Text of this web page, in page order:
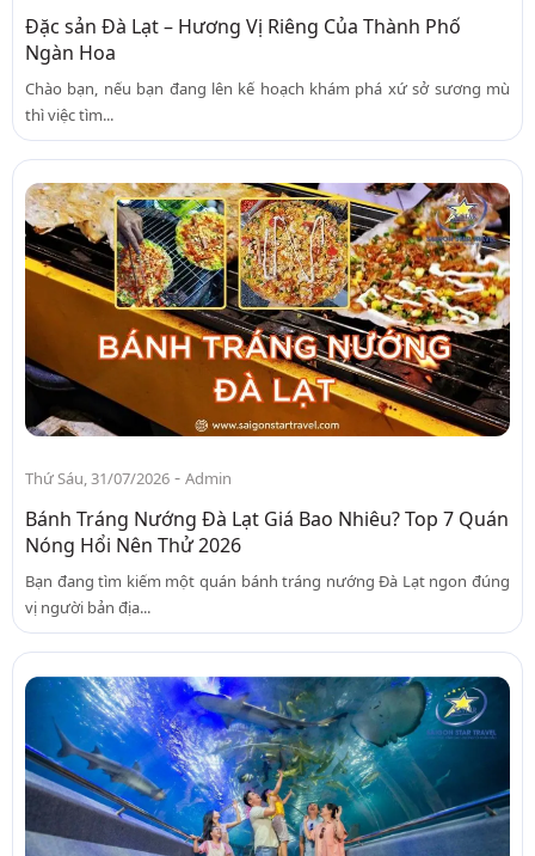
Đặc sản Đà Lạt – Hương Vị Riêng Của Thành Phố
Ngàn Hoa
Chào bạn, nếu bạn đang lên kế hoạch khám phá xứ sở sương mù
thì việc tìm...
Thứ Sáu, 31/07/2026 - Admin
Bánh Tráng Nướng Đà Lạt Giá Bao Nhiêu? Top 7 Quán
Nóng Hổi Nên Thử 2026
Bạn đang tìm kiếm một quán bánh tráng nướng Đà Lạt ngon đúng
vị người bản địa...